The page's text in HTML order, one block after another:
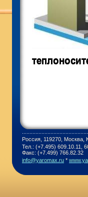
Россия, 119270, Москва,
Тел.: (+7.495) 609.10.11,
Факс: (+7.499) 766.82.32
info@yaromax.ru *